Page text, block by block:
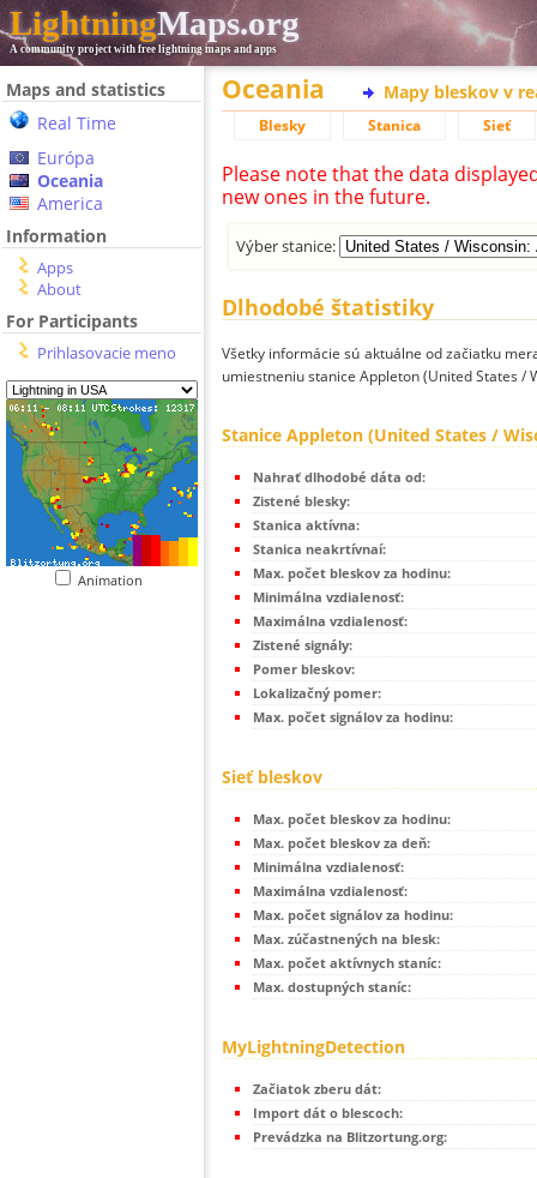
LightningMaps.org
A community project with free lightning maps and apps
Maps and statistics
Real Time
Európa
Oceania
America
Information
Apps
About
For Participants
Prihlasovacie meno
Animation
Oceania Mapy bleskov v
Blesky Stanica Sieť
Please note that the data
new ones in the future.
Výber stanice:
Dlhodobé štatistiky
Všetky informácie sú aktuálne od začiatku
umiestneniu stanice Appleton (United States /
Stanice Appleton (United States /
Nahrať dlhodobé dáta od:
Zistené blesky:
Stanica aktívna:
Stanica neakrtívnaí:
Max. počet bleskov za hodinu:
Minimálna vzdialenosť:
Maximálna vzdialenosť:
Zistené signály:
Pomer bleskov:
Lokalizačný pomer:
Max. počet signálov za hodinu:
Sieť bleskov
Max. počet bleskov za hodinu:
Max. počet bleskov za deň:
Minimálna vzdialenosť:
Maximálna vzdialenosť:
Max. počet signálov za hodinu:
Max. zúčastnených na blesk:
Max. počet aktívnych staníc:
Max. dostupných staníc:
MyLightningDetection
Začiatok zberu dát:
Import dát o blescoch:
Prevádzka na Blitzortung.org: